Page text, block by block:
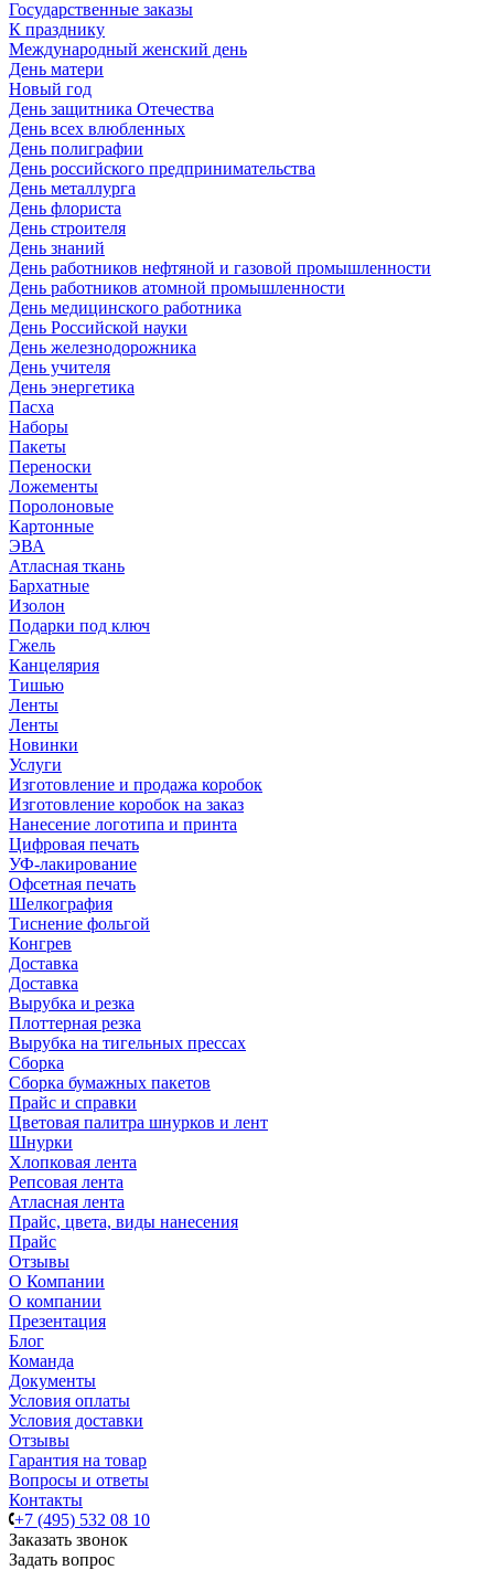
Государственные заказы
К празднику
Международный женский день
День матери
Новый год
День защитника Отечества
День всех влюбленных
День полиграфии
День российского предпринимательства
День металлурга
День флориста
День строителя
День знаний
День работников нефтяной и газовой промышленности
День работников атомной промышленности
День медицинского работника
День Российской науки
День железнодорожника
День учителя
День энергетика
Пасха
Наборы
Пакеты
Переноски
Ложементы
Поролоновые
Картонные
ЭВА
Атласная ткань
Бархатные
Изолон
Подарки под ключ
Гжель
Канцелярия
Тишью
Ленты
Ленты
Новинки
Услуги
Изготовление и продажа коробок
Изготовление коробок на заказ
Нанесение логотипа и принта
Цифровая печать
УФ-лакирование
Офсетная печать
Шелкография
Тиснение фольгой
Конгрев
Доставка
Доставка
Вырубка и резка
Плоттерная резка
Вырубка на тигельных прессах
Сборка
Сборка бумажных пакетов
Прайс и справки
Цветовая палитра шнурков и лент
Шнурки
Хлопковая лента
Репсовая лента
Атласная лента
Прайс, цвета, виды нанесения
Прайс
Отзывы
О Компании
О компании
Презентация
Блог
Команда
Документы
Условия оплаты
Условия доставки
Отзывы
Гарантия на товар
Вопросы и ответы
Контакты
+7 (495) 532 08 10
Заказать звонок
Задать вопрос